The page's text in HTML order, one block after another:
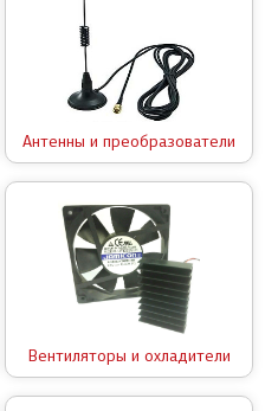
Антенны и преобразователи
Вентиляторы и охладители